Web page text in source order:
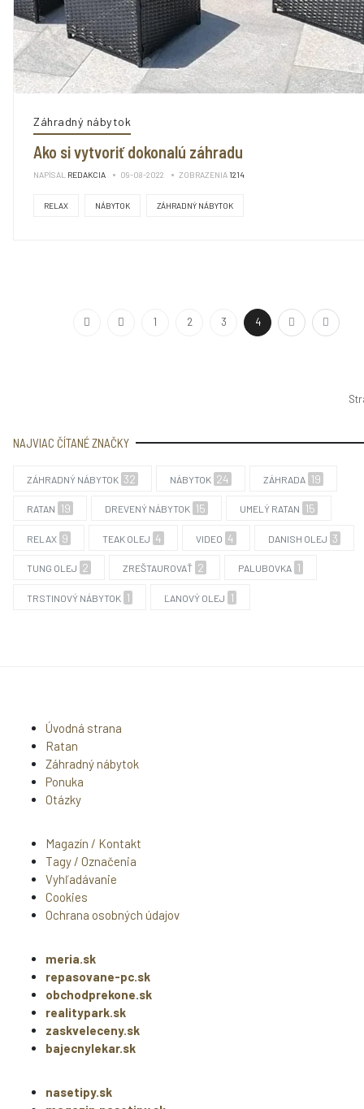
Záhradný nábytok
Ako si vytvoriť dokonalú záhradu
NAPÍSAL REDAKCIA 09-08-2022 ZOBRAZENIA 1214
RELAX NÁBYTOK ZÁHRADNÝ NÁBYTOK
1 2 3 4
NAJVIAC ČÍTANÉ ZNAČKY
ZÁHRADNÝ NÁBYTOK 32 NÁBYTOK 24 ZÁHRADA 19
RATAN 19 DREVENÝ NÁBYTOK 15 UMELÝ RATAN 15
RELAX 9 TEAK OLEJ 4 VIDEO 4 DANISH OLEJ 3
TUNG OLEJ 2 ZREŠTAUROVAŤ 2 PALUBOVKA 1
TRSTINOVÝ NÁBYTOK 1 ĽANOVÝ OLEJ 1
Úvodná strana
Ratan
Záhradný nábytok
Ponuka
Otázky
Magazín / Kontakt
Tagy / Označenia
Vyhľadávanie
Cookies
Ochrana osobných údajov
meria.sk
repasovane-pc.sk
obchodprekone.sk
realitypark.sk
zaskveleceny.sk
bajecnylekar.sk
nasetipy.sk